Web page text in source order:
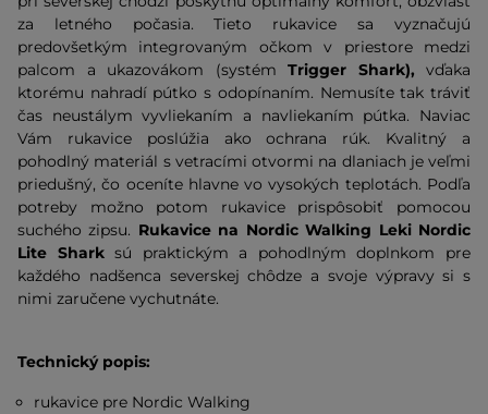
za letného počasia. Tieto rukavice sa vyznačujú
predovšetkým integrovaným očkom v priestore medzi
palcom a ukazovákom (systém Trigger Shark), vďaka
ktorému nahradí pútko s odopínaním. Nemusíte tak tráviť
čas neustálym vyvliekaním a navliekaním pútka. Naviac
Vám rukavice poslúžia ako ochrana rúk. Kvalitný a
pohodlný materiál s vetracími otvormi na dlaniach je veľmi
priedušný, čo oceníte hlavne vo vysokých teplotách. Podľa
potreby možno potom rukavice prispôsobiť pomocou
suchého zipsu. Rukavice na Nordic Walking Leki Nordic
Lite Sharksú praktickým a pohodlným doplnkom pre
každého nadšenca severskej chôdze a svoje výpravy si s
nimi zaručene vychutnáte.
Technický popis:
rukavice pre Nordic Walking